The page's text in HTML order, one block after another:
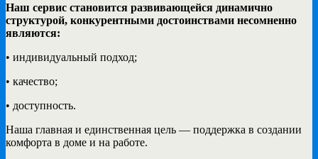
Наш сервис становится развивающейся динамично
структурой, конкурентными достоинствами несомненно
являются:
• индивидуальный подход;
• качество;
• доступность.
Наша главная и единственная цель — поддержка в создании
комфорта в доме и на работе.